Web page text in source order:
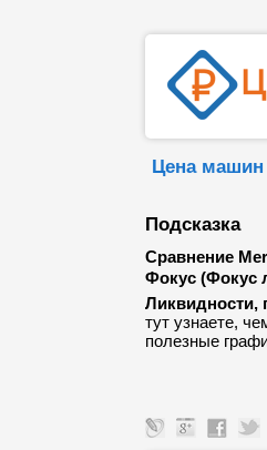
Цена машин
Подсказка
Сравнение
Фокус (Фокус
Ликвидности,
тут узнаете,
полезные